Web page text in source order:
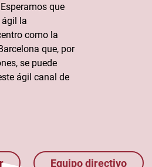
que
la
como la
que, por
se puede
ágil canal de
Equipo directivo